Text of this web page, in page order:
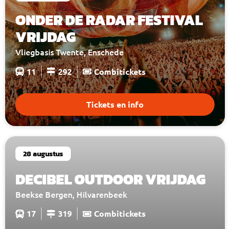
ONDER DE RADAR FESTIVAL
VRIJDAG
Vliegbasis Twente, Enschede
11 292 Combitickets
Tickets en info
28 augustus
DECIBEL OUTDOOR VRIJDAG
Beekse Bergen, Hilvarenbeek
17 319 Combitickets